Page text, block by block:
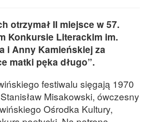
otrzymał II miejsce w 57.
Konkursie Literackim im.
i Anny Kamieńskiej za
matki pęka długo”.
festiwalu sięgają 1970
Misakowski, ówczesny
Ośrodka Kultury,